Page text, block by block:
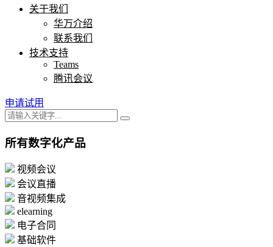
关于我们
华万介绍
联系我们
技术支持
Teams
腾讯会议
申请试用
所有数字化产品
视频会议
会议直播
音视频集成
elearning
电子合同
基础软件